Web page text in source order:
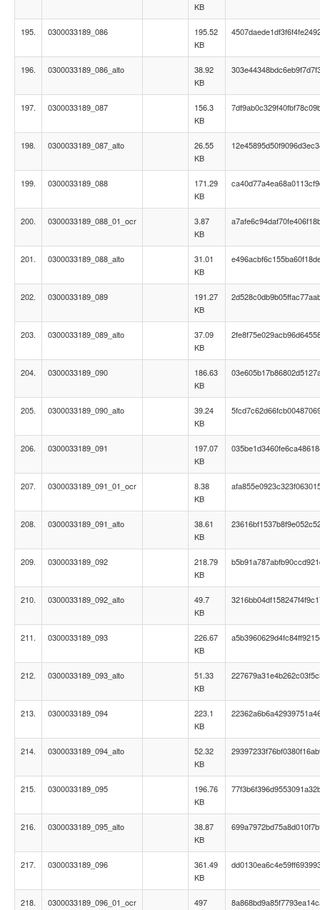
KB
195. 0300033189_086
195.52
KB
196. 0300033189_086_alto
38.92
KB
197. 0300033189_087
156.3
KB
198. 0300033189_087_alto
26.55
KB
199. 0300033189_088
171.29
KB
200. 0300033189_088_01_ocr
3.87
KB
201. 0300033189_088_alto
31.01
KB
202. 0300033189_089
191.27
KB
203. 0300033189_089_alto
37.09
KB
204. 0300033189_090
186.63
KB
205. 0300033189_090_alto
39.24
KB
206. 0300033189_091
197.07
KB
207. 0300033189_091_01_ocr
8.38
KB
208. 0300033189_091_alto
38.61
KB
209. 0300033189_092
218.79
KB
210. 0300033189_092_alto
49.7
KB
211. 0300033189_093
226.67
KB
212. 0300033189_093_alto
51.33
KB
213. 0300033189_094
223.1
KB
214. 0300033189_094_alto
52.32
KB
215. 0300033189_095
196.76
KB
216. 0300033189_095_alto
38.87
KB
217. 0300033189_096
361.49
KB
218. 0300033189_096_01_ocr
497